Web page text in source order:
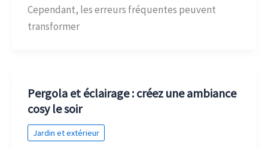
Cependant, les erreurs fréquentes peuvent
transformer
Pergola et éclairage : créez une ambiance
cosy le soir
Jardin et extérieur